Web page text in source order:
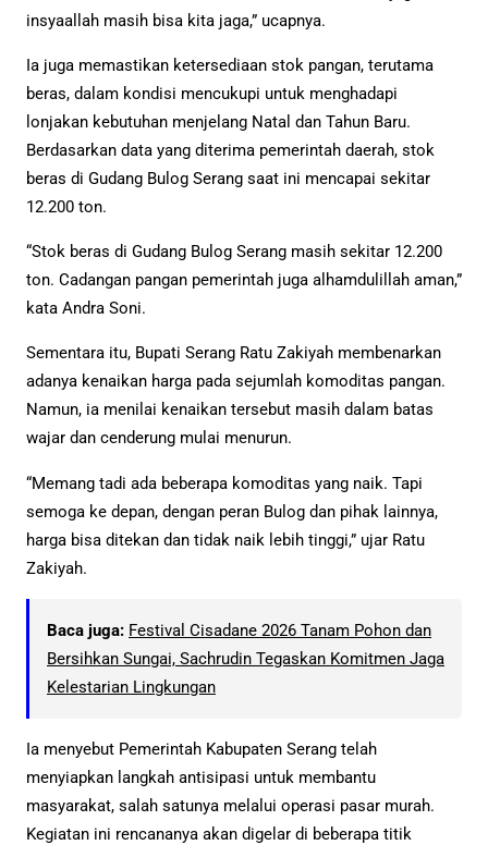
insyaallah masih bisa kita jaga,” ucapnya.
Ia juga memastikan ketersediaan stok pangan, terutama
beras, dalam kondisi mencukupi untuk menghadapi
lonjakan kebutuhan menjelang Natal dan Tahun Baru.
Berdasarkan data yang diterima pemerintah daerah, stok
beras di Gudang Bulog Serang saat ini mencapai sekitar
12.200 ton.
“Stok beras di Gudang Bulog Serang masih sekitar 12.200
ton. Cadangan pangan pemerintah juga alhamdulillah aman,”
kata Andra Soni.
Sementara itu, Bupati Serang Ratu Zakiyah membenarkan
adanya kenaikan harga pada sejumlah komoditas pangan.
Namun, ia menilai kenaikan tersebut masih dalam batas
wajar dan cenderung mulai menurun.
“Memang tadi ada beberapa komoditas yang naik. Tapi
semoga ke depan, dengan peran Bulog dan pihak lainnya,
harga bisa ditekan dan tidak naik lebih tinggi,” ujar Ratu
Zakiyah.
Baca juga: Festival Cisadane 2026 Tanam Pohon dan
Bersihkan Sungai, Sachrudin Tegaskan Komitmen Jaga
Kelestarian Lingkungan
Ia menyebut Pemerintah Kabupaten Serang telah
menyiapkan langkah antisipasi untuk membantu
masyarakat, salah satunya melalui operasi pasar murah.
Kegiatan ini rencananya akan digelar di beberapa titik